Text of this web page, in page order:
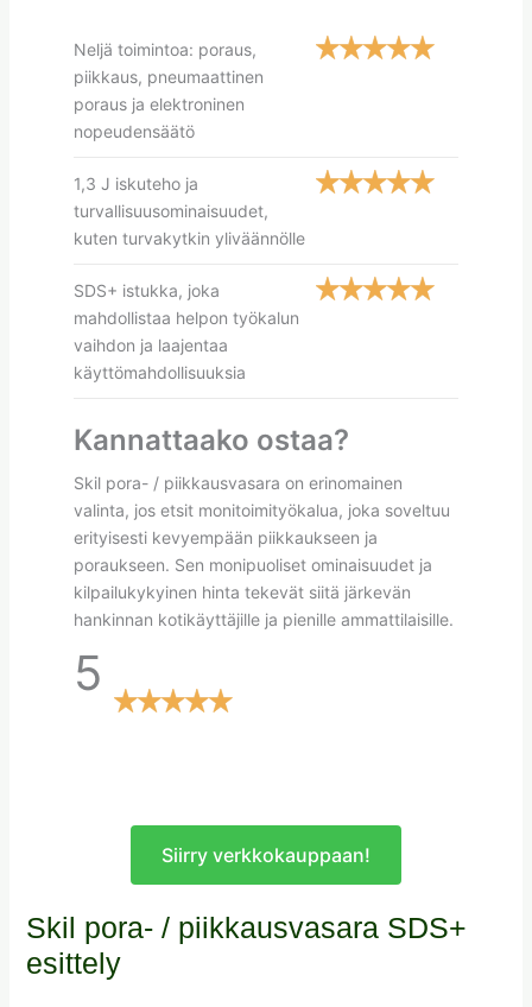
Neljä toimintoa: poraus,
piikkaus, pneumaattinen
poraus ja elektroninen
nopeudensäätö
1,3 J iskuteho ja
turvallisuusominaisuudet,
kuten turvakytkin yliväännölle
SDS+ istukka, joka
mahdollistaa helpon työkalun
vaihdon ja laajentaa
käyttömahdollisuuksia
Kannattaako ostaa?
Skil pora- / piikkausvasara on erinomainen
valinta, jos etsit monitoimityökalua, joka soveltuu
erityisesti kevyempään piikkaukseen ja
poraukseen. Sen monipuoliset ominaisuudet ja
kilpailukykyinen hinta tekevät siitä järkevän
hankinnan kotikäyttäjille ja pienille ammattilaisille.
5
Siirry verkkokauppaan!
Skil pora- / piikkausvasara SDS+
esittely